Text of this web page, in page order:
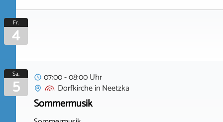
Fr.
4
Sa.
5
07:00 - 08:00 Uhr
DorfkircheinNeetzka
Sommermusik